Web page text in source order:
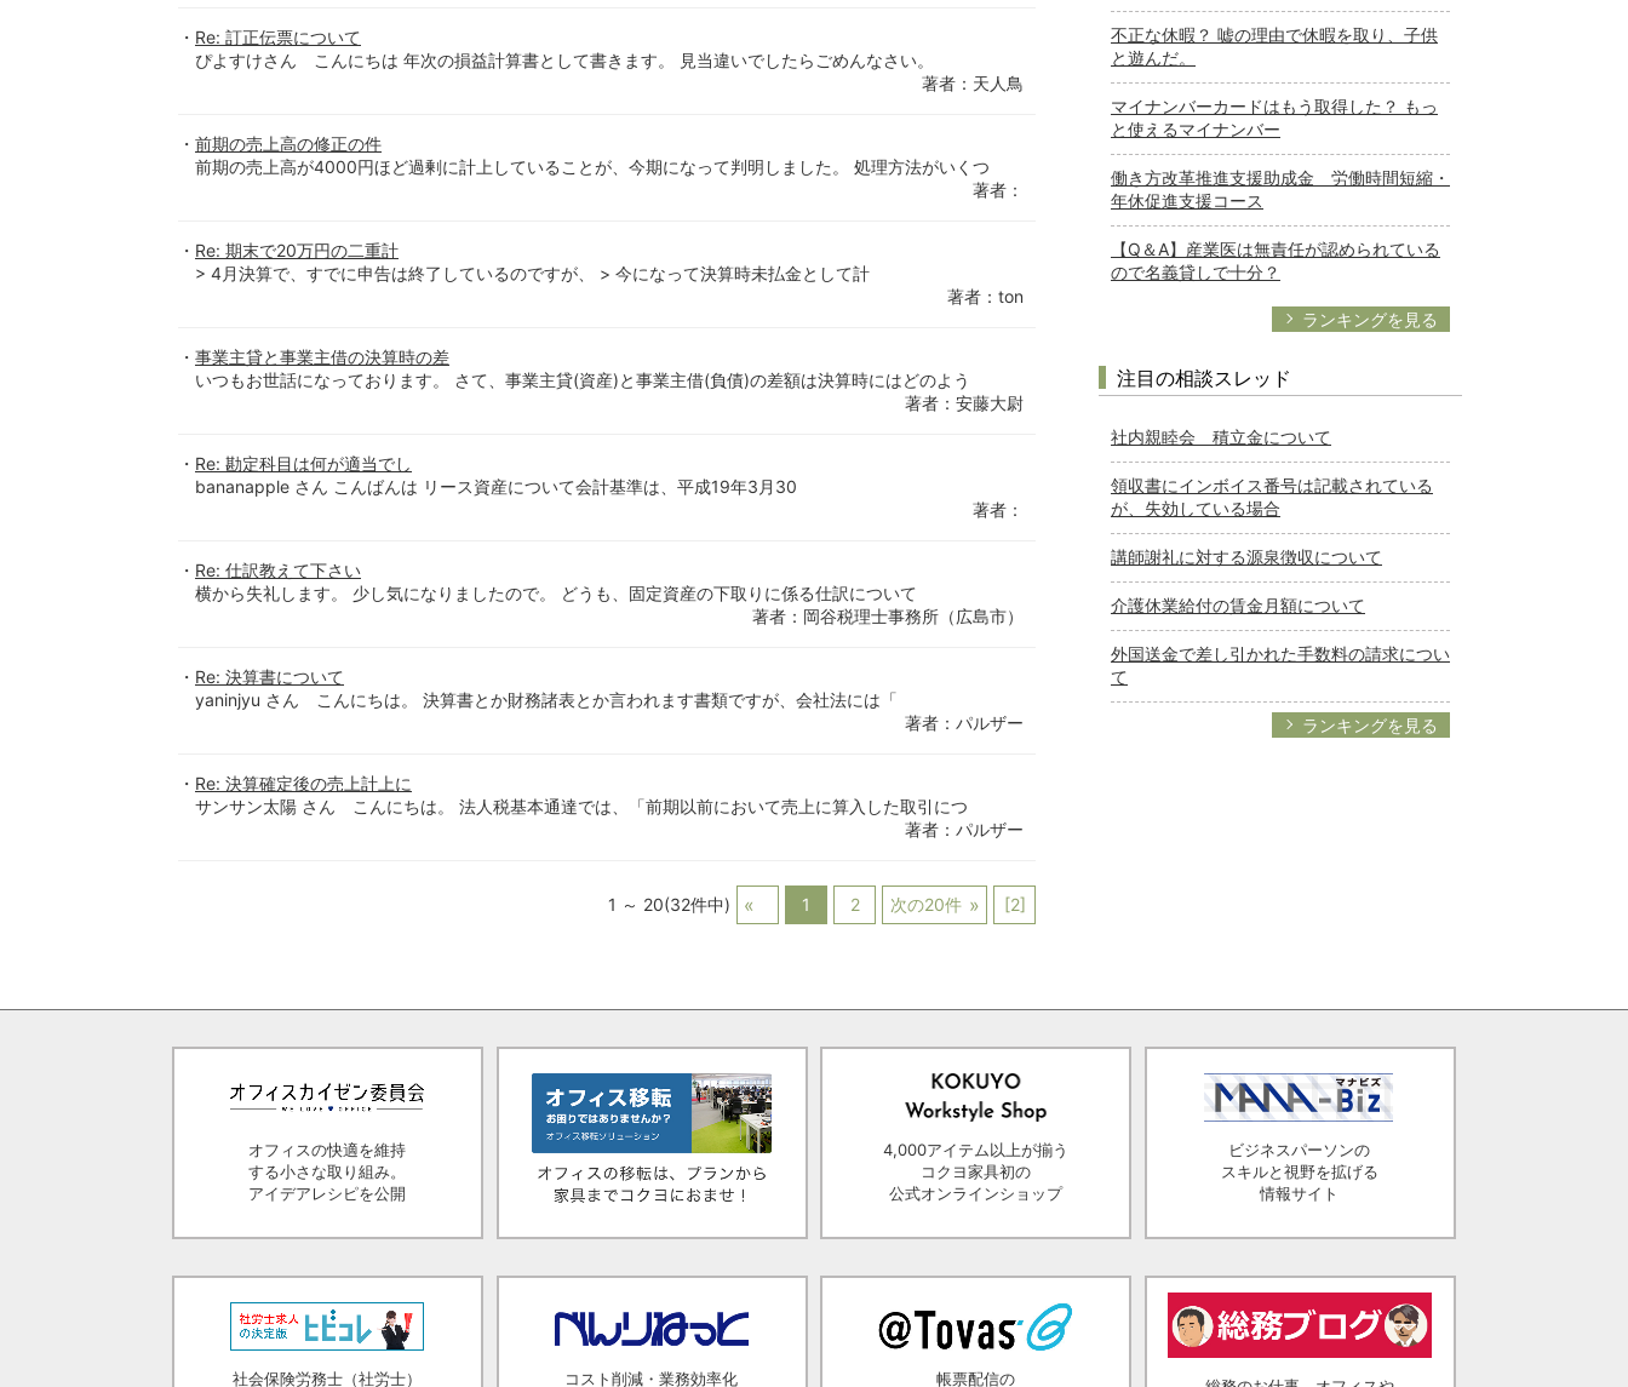
Re: 訂正伝票について
ぴよすけさん こんにちは 年次の損益計算書として書きます。 見当違いでしたらごめんなさい。
著者：天人鳥
前期の売上高の修正の件
前期の売上高が4000円ほど過剰に計上していることが、今期になって判明しました。 処理方法がいくつ
著者：
Re: 期末で20万円の二重計
> 4月決算で、すでに申告は終了しているのですが、 > 今になって決算時未払金として計
著者：ton
事業主貸と事業主借の決算時の差
いつもお世話になっております。 さて、事業主貸(資産)と事業主借(負債)の差額は決算時にはどのよう
著者：安藤大尉
Re: 勘定科目は何が適当でし
bananapple さん こんばんは リース資産について会計基準は、平成19年3月30
著者：
Re: 仕訳教えて下さい
横から失礼します。 少し気になりましたので。 どうも、固定資産の下取りに係る仕訳について
著者：岡谷税理士事務所（広島市）
Re: 決算書について
yaninjyu さん こんにちは。 決算書とか財務諸表とか言われます書類ですが、会社法には「
著者：パルザー
Re: 決算確定後の売上計上に
サンサン太陽 さん こんにちは。 法人税基本通達では、「前期以前において売上に算入した取引につ
著者：パルザー
1 ～ 20(32件中) 1 2 次の20件 [2]
不正な休暇？ 嘘の理由で休暇を取り、子供
と遊んだ。
マイナンバーカードはもう取得した？ もっ
と使えるマイナンバー
働き方改革推進支援助成金 労働時間短縮・
年休促進支援コース
【Q＆A】産業医は無責任が認められている
ので名義貸しで十分？
ランキングを見る
注目の相談スレッド
社内親睦会 積立金について
領収書にインボイス番号は記載されている
が、失効している場合
講師謝礼に対する源泉徴収について
介護休業給付の賃金月額について
外国送金で差し引かれた手数料の請求につい
て
ランキングを見る
オフィスの快適を維持
する小さな取り組み。
アイデアレシピを公開
4,000アイテム以上が揃う
コクヨ家具初の
公式オンラインショップ
ビジネスパーソンの
スキルと視野を拡げる
情報サイト
社会保険労務士（社労士） コスト削減・業務効率化 帳票配信の